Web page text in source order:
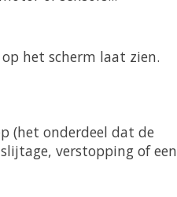
op het scherm laat zien.
(het onderdeel dat de
verstopping of een